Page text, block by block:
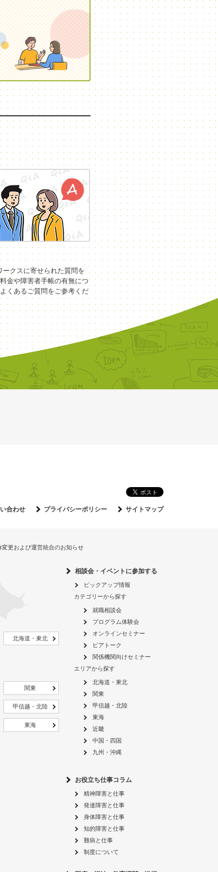
ークスに寄せられた質問を
金や障害者手帳の有無につ
くあるご質問をご参考くだ
合わせ プライバシーポリシー サイトマップ
更および運営統合のお知らせ
北海道・東北
関東
甲信越・北陸
東海
相談会・イベントに参加する
ピックアップ情報
カテゴリーから探す
就職相談会
プログラム体験会
オンラインセミナー
ピアトーク
関係機関向けセミナー
エリアから探す
北海道・東北
関東
甲信越・北陸
東海
近畿
中国・四国
九州・沖縄
お役立ち仕事コラム
精神障害と仕事
発達障害と仕事
身体障害と仕事
知的障害と仕事
難病と仕事
制度について